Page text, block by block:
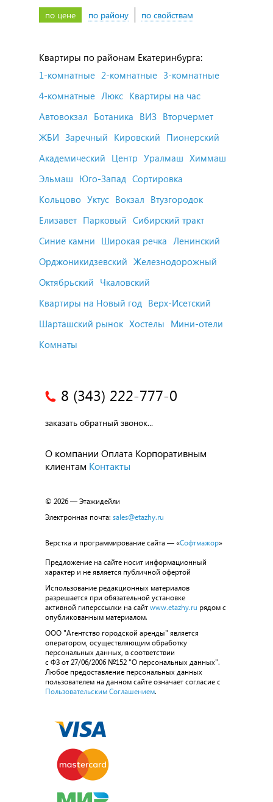
по цене по району по свойствам
Квартиры по районам Екатеринбурга:
1-комнатные 2-комнатные 3-комнатные
4-комнатные Люкс Квартиры на час
Автовокзал Ботаника ВИЗ Вторчермет
ЖБИ Заречный Кировский Пионерский
Академический Центр Уралмаш Химмаш
Эльмаш Юго-Запад Сортировка
Кольцово Уктус Вокзал Втузгородок
Елизавет Парковый Сибирский тракт
Синие камни Широкая речка Ленинский
Орджоникидзевский Железнодорожный
Октябрьский Чкаловский
Квартиры на Новый год Верх-Исетский
Шарташский рынок Хостелы Мини-отели
Комнаты
8 (343) 222-777-0
заказать обратный звонок...
О компании Оплата Корпоративным
клиентам Контакты
© 2026 — Этажидейли
Электронная почта: sales@etazhy.ru
Верстка и программирование сайта — «Софтмажор»
Предложение на сайте носит информационный
характер и не является публичной офертой
Использование редакционных материалов
разрешается при обязательной установке
активной гиперссылки на сайт www.etazhy.ru рядом с
опубликованным материалом.
ООО "Агентство городской аренды" является
оператором, осуществляющим обработку
персональных данных, в соответствии
с ФЗ от 27/06/2006 №152 "О персональных данных".
Любое предоставление персональных данных
пользователем на данном сайте означает согласие с
Пользовательским Соглашением.